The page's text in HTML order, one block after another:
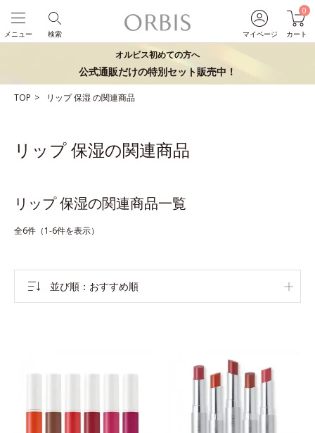
マイページ
0
カート
検索
メニュー
オルビス初めての方へ
公式通販だけの特別セット販売中！
TOP リップ保湿の関連商品
リップ 保湿の関連商品
リップ 保湿の関連商品一覧
全6件（1-6件を表示）
並び順 おすすめ順